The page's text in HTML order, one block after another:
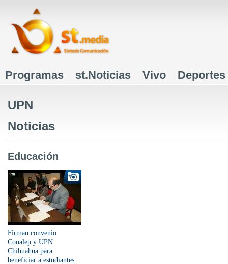
Menú principal
Programas st.Noticias Vivo Deportes
UPN
Noticias
Educación
Firman convenio
Conalep y UPN
Chihuahua para
beneficiar a estudiantes